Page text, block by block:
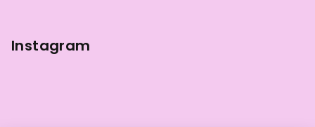
Instagram